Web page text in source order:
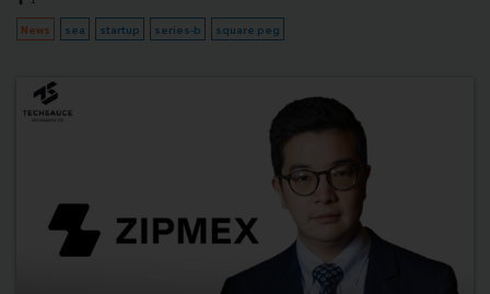
News sea startup series-b square peg